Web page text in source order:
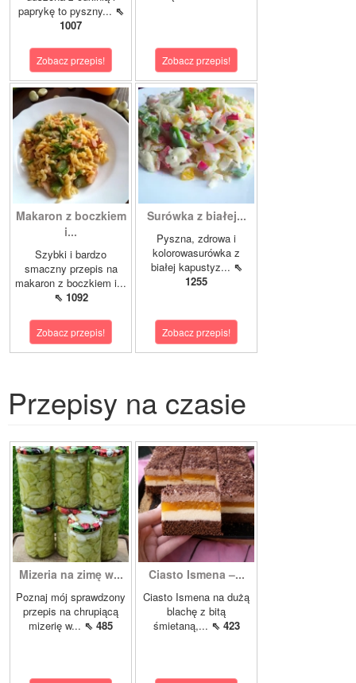
paprykę to pyszny... ⇖
1007
Zobacz przepis! Zobacz przepis!
Makaron z boczkiem
i...
Szybki i bardzo
smaczny przepis na
makaron z boczkiem i...
⇖ 1092
Zobacz przepis!
Surówka z białej...
Pyszna, zdrowa i
kolorowasurówka z
białej kapustyz... ⇖
1255
Zobacz przepis!
Przepisy na czasie
Mizeria na zimę w...
Poznaj mój sprawdzony
przepis na chrupiącą
mizerię w... ⇖ 485
Ciasto Ismena –...
Ciasto Ismena na dużą
blachę z bitą
śmietaną,... ⇖ 423